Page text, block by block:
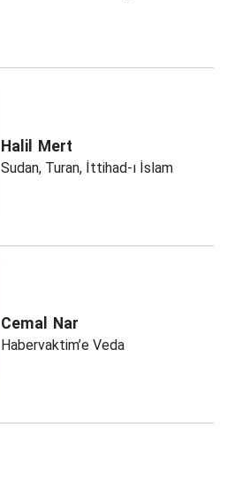
Halil Mert
Sudan, Turan, İttihad-ı İslam
Cemal Nar
Habervaktim’e Veda